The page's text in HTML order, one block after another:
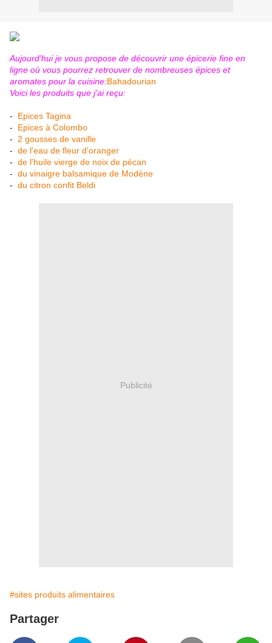
Aujourd'hui je vous propose de découvrir une épicerie fine en
ligne où vous pourrez retrouver de nombreuses épices et
aromates pour la cuisine:Bahadourian
Voici les produits que j'ai reçu:
- Epices Tagina
- Epices à Colombo
- 2 gousses de vanille
- de l'eau de fleur d'oranger
- de l'huile vierge de noix de pécan
- du vinaigre balsamique de Modène
- du citron confit Beldi
Publicité
#sites produits alimentaires
Partager